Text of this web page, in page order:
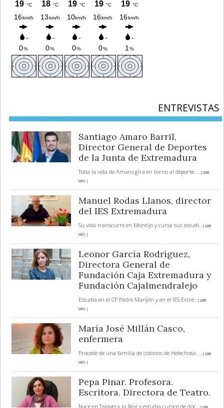
ENTREVISTAS
Santiago Amaro Barril,
Director General de Deportes
de la Junta de Extremadura
Toda la vida de Amaro gira en torno al deporte. ... [ LEER
MÁS ]
Manuel Rodas Llanos, director
del IES Extremadura
Su vida transcurre en Montijo y cursa sus estudi... [ LEER
MÁS ]
Leonor García Rodríguez,
Directora General de
Fundación Caja Extremadura y
Fundación Cajalmendralejo
Estudia en el CP Padre Manjón y en el IES Extre... [ LEER
MÁS ]
María José Millán Casco,
enfermera
Procede de una familia de colonos de Helechosa. ... [ LEER
MÁS ]
Pepa Pinar. Profesora.
Escritora. Directora de Teatro.
Nace en Talavera la Real y estudia cursos de doc